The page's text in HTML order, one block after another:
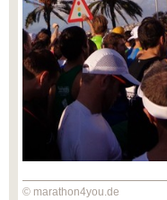
© marathon4you.de